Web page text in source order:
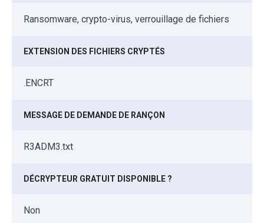
Ransomware, crypto-virus, verrouillage de fichiers
EXTENSION DES FICHIERS CRYPTÉS
.ENCRT
MESSAGE DE DEMANDE DE RANÇON
R3ADM3.txt
DÉCRYPTEUR GRATUIT DISPONIBLE ?
Non